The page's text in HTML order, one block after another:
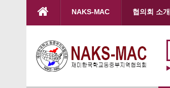
본문으로 바로가기
NAKS-MAC 협의회 소개
Sketchbook5, 스케치북5
Sketchbook5, 스케치북5